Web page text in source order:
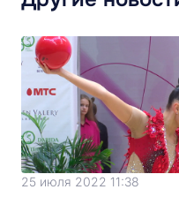
25 июля 2022 11:38